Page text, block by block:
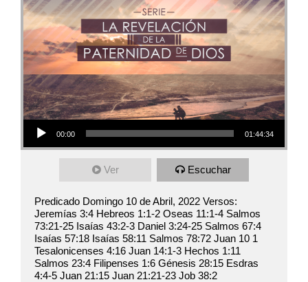
Audio Player
00:00 01:44:34
Ver Escuchar
Predicado Domingo 10 de Abril, 2022 Versos:
Jeremías 3:4 Hebreos 1:1-2 Oseas 11:1-4 Salmos
73:21-25 Isaías 43:2-3 Daniel 3:24-25 Salmos 67:4
Isaías 57:18 Isaías 58:11 Salmos 78:72 Juan 10 1
Tesalonicenses 4:16 Juan 14:1-3 Hechos 1:11
Salmos 23:4 Filipenses 1:6 Génesis 28:15 Esdras
4:4-5 Juan 21:15 Juan 21:21-23 Job 38:2